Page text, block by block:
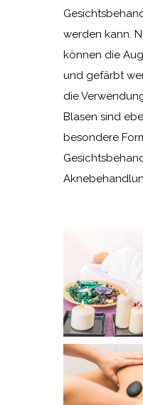
werden kann.
können die
und gefärbt
die
Blasen sind
besondere